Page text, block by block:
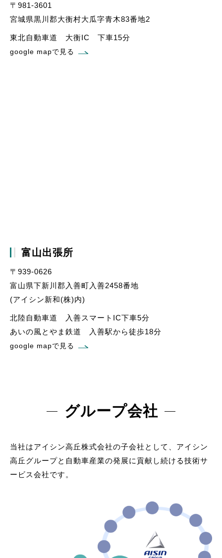
〒981-3601
宮城県黒川郡大衡村大瓜字青木83番地2
東北自動車道 大衡IC 下車15分
google mapで見る
富山出張所
〒939-0626
富山県下新川郡入善町入善2458番地
(アイシン新和(株)内)
北陸自動車道 入善スマートIC下車5分
あいの風とやま鉄道 入善駅から徒歩18分
google mapで見る
グループ会社
当社はアイシン高丘株式会社の子会社として、アイシン
高丘グループと自動車産業の発展に貢献し続ける技術サ
ービス会社です。